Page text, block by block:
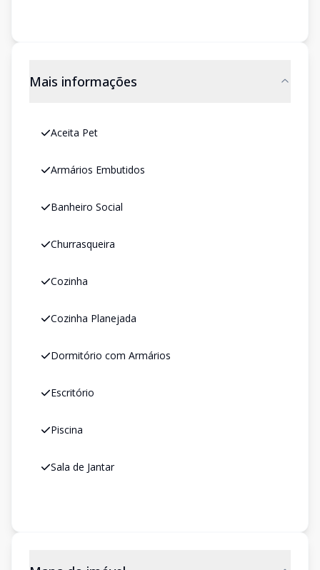
Mais informações
Aceita Pet
Armários Embutidos
Banheiro Social
Churrasqueira
Cozinha
Cozinha Planejada
Dormitório com Armários
Escritório
Piscina
Sala de Jantar